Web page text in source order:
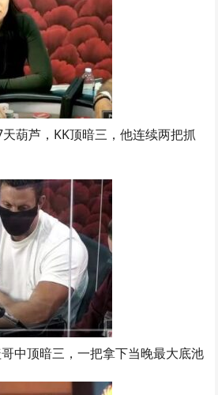
葫芦，KK顶暗三，他连续两把抓
中顶暗三，一把拿下当晚最大底池